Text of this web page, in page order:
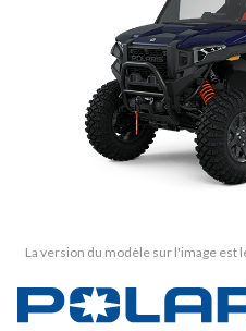
La version du modèle sur l'image est